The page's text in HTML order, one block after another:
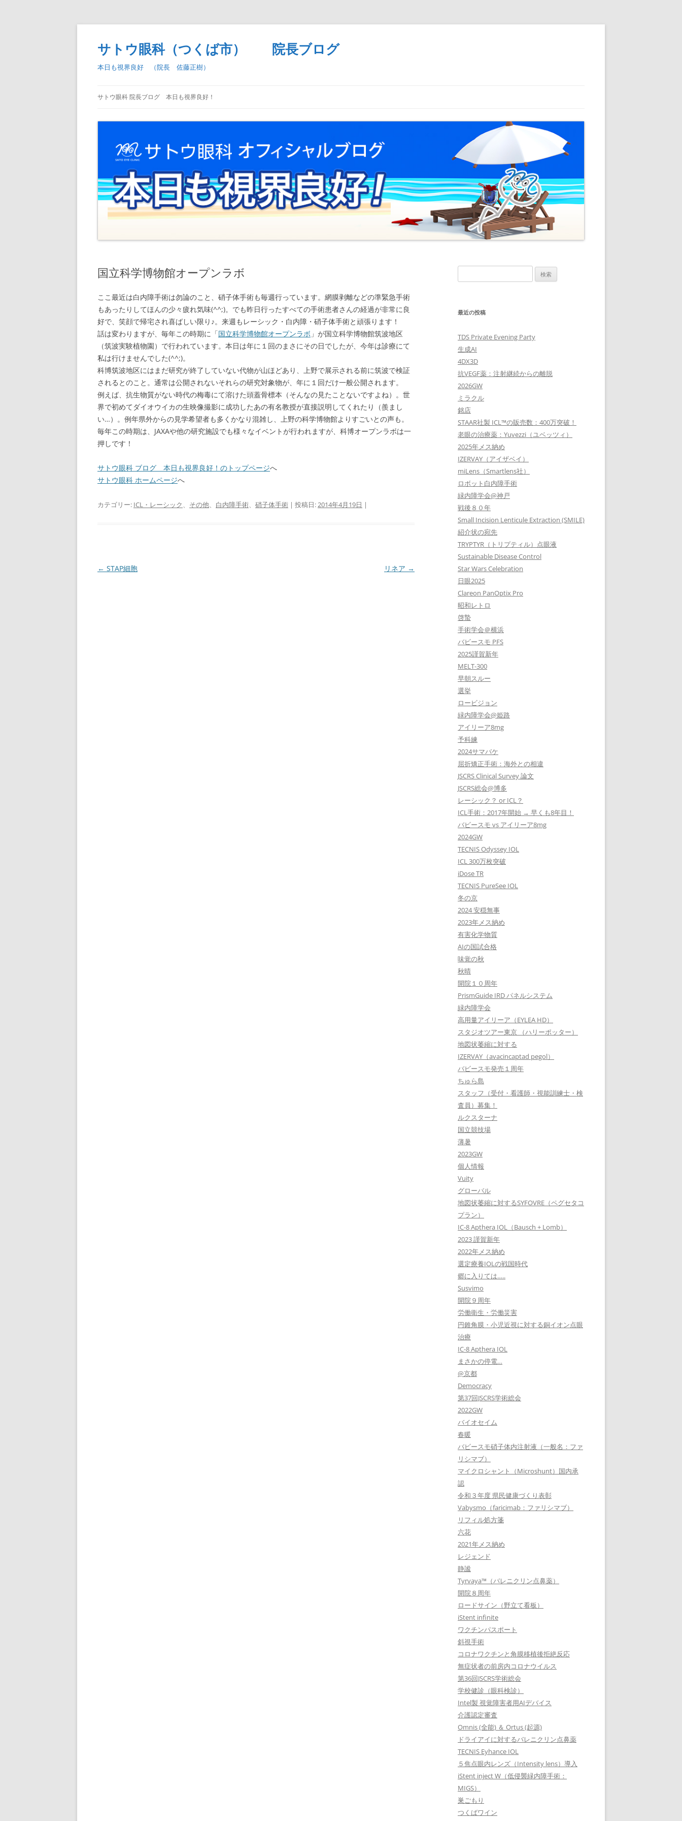
コ
テ
ン
ツ
へ
ス
サトウ眼科（つくば市） 院長ブログ
本日も視界良好 （院長 佐藤正樹）
サトウ眼科 院長ブログ 本日も視界良好！
国立科学博物館オープンラボ
ここ最近は白内障手術は勿論のこと、硝子体手術も毎週行っています。網膜剥離などの準緊急手術
もあったりしてほんの少々疲れ気味(^^;)。でも昨日行ったすべての手術患者さんの経過が非常に良
好で、笑顔で帰宅され喜ばしい限り♪。来週もレーシック・白内障・硝子体手術と頑張ります！
話は変わりますが、毎年この時期に「国立科学博物館オープンラボ 」が国立科学博物館筑波地区
（筑波実験植物園）で行われています。本日は年に１回のまさにその日でしたが、今年は診療にて
私は行けませんでした(^^;)。
科博筑波地区にはまだ研究が終了していない代物が山ほどあり、上野で展示される前に筑波で検証
されるとのこと。通常は公開されないそれらの研究対象物が、年に１回だけ一般公開されます。
例えば、抗生物質がない時代の梅毒にて溶けた頭蓋骨標本（そんなの見たことないですよね）。世
界で初めてダイオウイカの生映像撮影に成功したあの有名教授が直接説明してくれたり（羨まし
い…）。例年県外からの見学希望者も多くかなり混雑し、上野の科学博物館よりすごいとの声も。
毎年この時期は、JAXAや他の研究施設でも様々なイベントが行われますが、科博オープンラボは一
押しです！
サトウ眼科 ブログ 本日も視界良好！のトップページへ
サトウ眼科 ホームページへ
カテゴリー: ICL・レーシック、 その他、 白内障手術、 硝子体手術 | 投稿日:2014年4月19日 |
投
← STAP細胞 リネア →
索:
最近の投稿
TDS Private Evening Party
生成AI
4DX3D
抗VEGF薬：注射継続からの離脱
2026GW
ミラクル
銘店
STAAR社製 ICL™の販売数：400万突破！
老眼の治療薬：Yuvezzi（ユベッツィ）
2025年メス納め
IZERVAY（アイザベイ）
miLens（Smartlens社）
ロボット白内障手術
緑内障学会@神戸
戦後８０年
Small Incision Lenticule Extraction (SMILE)
紹介状の宛先
TRYPTYR（トリプティル）点眼液
Sustainable Disease Control
Star Wars Celebration
日眼2025
Clareon PanOptix Pro
昭和レトロ
啓蟄
手術学会＠横浜
バビースモ PFS
2025謹賀新年
MELT-300
早朝スルー
選挙
ロービジョン
緑内障学会@姫路
アイリーア8mg
予科練
2024サマバケ
屈折矯正手術：海外との相違
JSCRS Clinical Survey 論文
JSCRS総会@博多
レーシック？ or ICL？
ICL手術：2017年開始 → 早くも8年目！
バビースモ vs アイリーア8mg
2024GW
TECNIS Odyssey IOL
ICL 300万枚突破
iDose TR
TECNIS PureSee IOL
冬の京
2024 安穏無事
2023年メス納め
有害化学物質
AIの国試合格
味覚の秋
秋晴
開院１０周年
PrismGuide IRD パネルシステム
緑内障学会
高用量アイリーア（EYLEA HD）
スタジオツアー東京 （ハリーポッター）
地図状萎縮に対する
IZERVAY（avacincaptad pegol）
バビースモ発売１周年
ちゅら島
スタッフ（受付・看護師・視能訓練士・検
査員）募集！
ルクスターナ
国立競技場
薄暑
2023GW
個人情報
Vuity
グローバル
地図状萎縮に対するSYFOVRE（ペグセタコ
プラン）
IC-8 Apthera IOL（Bausch + Lomb）
2023 謹賀新年
2022年メス納め
選定療養IOLの戦国時代
郷に入りては…..
Susvimo
開院９周年
労働衛生・労働災害
円錐角膜・小児近視に対する銅イオン点眼
治療
IC-8 Apthera IOL
まさかの停電…
@京都
Democracy
第37回JSCRS学術総会
2022GW
バイオセイム
春暖
バビースモ硝子体内注射液（一般名：ファ
リシマブ）
マイクロシャント（Microshunt）国内承
認
令和３年度 県民健康づくり表彰
Vabysmo（faricimab：ファリシマブ）
リフィル処方箋
六花
2021年メス納め
レジェンド
静謐
Tyrvaya™（バレニクリン点鼻薬）
開院８周年
ロードサイン（野立て看板）
iStent infinite
ワクチンパスポート
斜視手術
コロナワクチンと角膜移植後拒絶反応
無症状者の前房内コロナウイルス
第36回JSCRS学術総会
学校健診（眼科検診）
Intel製 視覚障害者用AIデバイス
介護認定審査
Omnis (全能) ＆ Ortus (起源)
ドライアイに対するバレニクリン点鼻薬
TECNIS Eyhance IOL
５焦点眼内レンズ（Intensity lens）導入
iStent inject W（低侵襲緑内障手術：
MIGS）
巣ごもり
つくばワイン